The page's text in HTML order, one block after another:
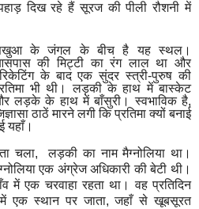
दि‍ख रहे हैं सूरज की पीली रौशनी में
के जंगल के बीच है यह स्‍थल।
की मि‍ट्टी का रंग लाल था और
के बाद एक सुंदर स्‍त्री-पुरुष की
भी थी। लड़की के हाथ में बास्‍केट
लड़के के हाथ में बाँसुरी। स्‍वभावि‍क है,
ठाठें मारने लगी कि‍ प्रति‍मा क्‍यों बनाई
यहाँ।
चला,
लड़की का नाम मैग्‍नोलि‍या था।
एक अंग्रेज अधि‍कारी की बेटी थी।
में एक चरवाहा रहता था। वह प्रति‍दि‍न
एक स्‍थान पर जाता,जहाँ से खूबसूरत